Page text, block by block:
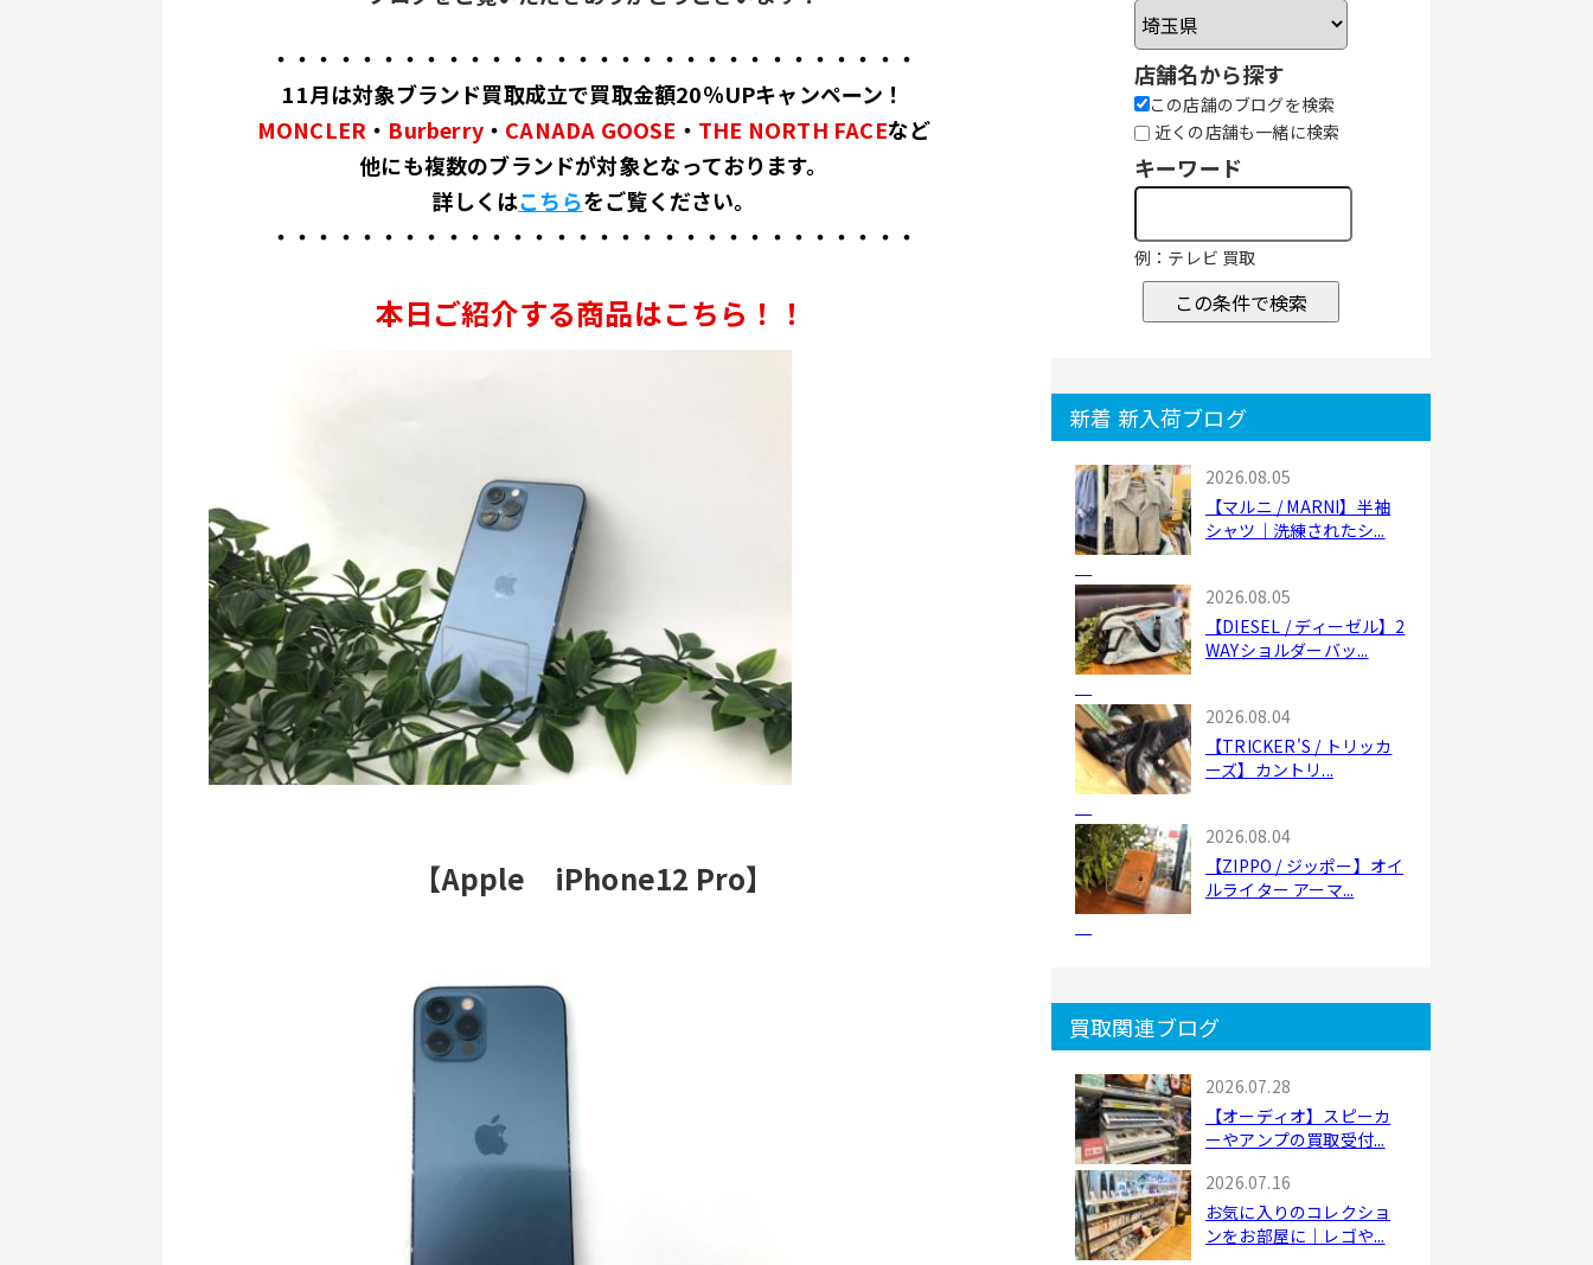
・・・・・・・・・・・・・・・・・・・・・・・・・・・・・・
11月は対象ブランド買取成立で買取金額20％UPキャンペーン！
MONCLER ・ Burberry ・ CANADA GOOSE ・ THE NORTH FACEなど
他にも複数のブランドが対象となっております。
詳しくはこちらをご覧ください。
・・・・・・・・・・・・・・・・・・・・・・・・・・・・・・
本日ご紹介する商品はこちら！！
【Apple　iPhone12 Pro】
店舗名から探す
この店舗のブログを検索
近くの店舗も一緒に検索
キーワード
例：テレビ 買取
この条件で検索
新着 新入荷ブログ
2026.08.05
【マルニ / MARNI】半袖
シャツ｜洗練されたシ...
2026.08.05
【DIESEL / ディーゼル】2
WAYショルダーバッ...
2026.08.04
【TRICKER'S / トリッカ
ーズ】カントリ...
2026.08.04
【ZIPPO / ジッポー】オイ
ルライター アーマ...
買取関連ブログ
2026.07.28
【オーディオ】スピーカ
ーやアンプの買取受付...
2026.07.16
お気に入りのコレクショ
ンをお部屋に｜レゴや...